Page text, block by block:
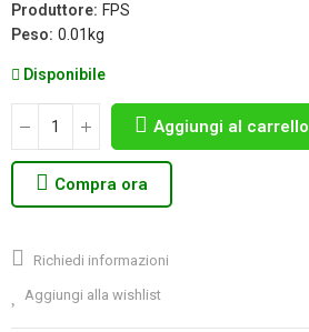
Produttore: FPS
Peso: 0.01kg
Disponibile
Aggiungi al carrello
Compra ora
Richiedi informazioni
Aggiungi alla wishlist